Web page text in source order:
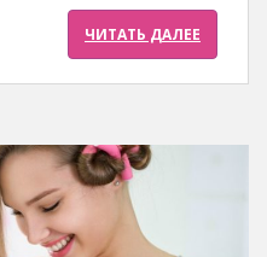
ЧИТАТЬ ДАЛЕЕ